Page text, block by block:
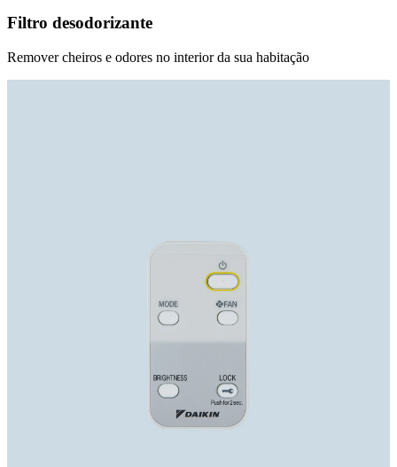
Filtro desodorizante
Remover cheiros e odores no interior da sua habitação